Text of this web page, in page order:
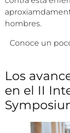
hombres.
Conoce un
Los
en el II